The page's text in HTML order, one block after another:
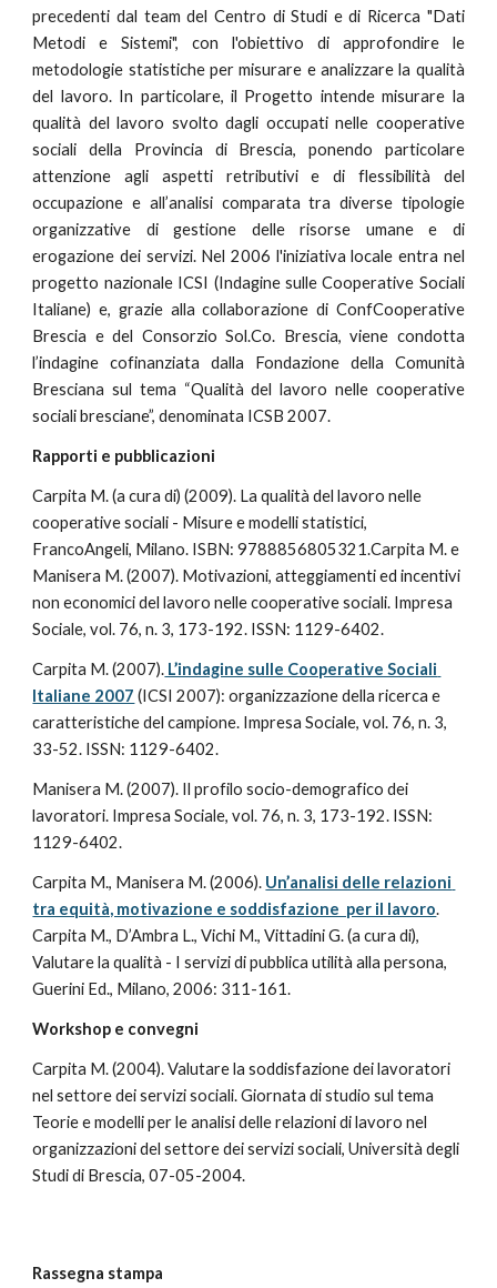
precedenti dal team del Centro di Studi e di Ricerca "Dati
Metodi e Sistemi", con l'obiettivo di approfondire le
metodologie statistiche per misurare e analizzare la qualità
del lavoro. In particolare, il Progetto intende misurare la
qualità del lavoro svolto dagli occupati nelle cooperative
sociali della Provincia di Brescia, ponendo particolare
attenzione agli aspetti retributivi e di flessibilità del
occupazione e all’analisi comparata tra diverse tipologie
organizzative di gestione delle risorse umane e di
erogazione dei servizi. Nel 2006 l'iniziativa locale entra nel
progetto nazionale ICSI (Indagine sulle Cooperative Sociali
Italiane) e, grazie alla collaborazione di ConfCooperative
Brescia e del Consorzio Sol.Co. Brescia, viene condotta
l’indagine cofinanziata dalla Fondazione della Comunità
Bresciana sul tema “Qualità del lavoro nelle cooperative
sociali bresciane”, denominata ICSB 2007.
Rapporti e pubblicazioni
Carpita M. (a cura di) (2009). La qualità del lavoro nelle
cooperative sociali - Misure e modelli statistici,
FrancoAngeli, Milano. ISBN: 9788856805321.Carpita M. e
Manisera M. (2007). Motivazioni, atteggiamenti ed incentivi
non economici del lavoro nelle cooperative sociali. Impresa
Sociale, vol. 76, n. 3, 173-192. ISSN: 1129-6402.
Carpita M. (2007). L’indagine sulle Cooperative Sociali
Italiane 2007 (ICSI 2007): organizzazione della ricerca e
caratteristiche del campione. Impresa Sociale, vol. 76, n. 3,
33-52. ISSN: 1129-6402.
Manisera M. (2007). Il profilo socio-demografico dei
lavoratori. Impresa Sociale, vol. 76, n. 3, 173-192. ISSN:
1129-6402.
Carpita M., Manisera M. (2006). Un’analisi delle relazioni
tra equità, motivazione e soddisfazione  per il lavoro.
Carpita M., D’Ambra L., Vichi M., Vittadini G. (a cura di),
Valutare la qualità - I servizi di pubblica utilità alla persona,
Guerini Ed., Milano, 2006: 311-161.
Workshop e convegni
Carpita M. (2004). Valutare la soddisfazione dei lavoratori
nel settore dei servizi sociali. Giornata di studio sul tema
Teorie e modelli per le analisi delle relazioni di lavoro nel
organizzazioni del settore dei servizi sociali, Università degli
Studi di Brescia, 07-05-2004.
Rassegna stampa